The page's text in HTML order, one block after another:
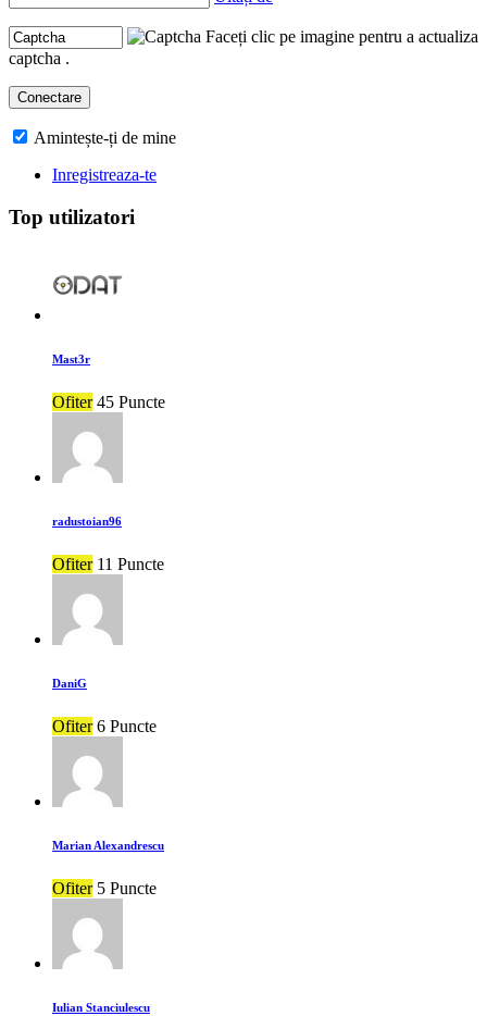
Faceți clic pe imagine pentru a actualiza
captcha .
Amintește-ți de mine
Inregistreaza-te
Top utilizatori
Mast3r
Ofiter 45 Puncte
radustoian96
Ofiter 11 Puncte
DaniG
Ofiter 6 Puncte
Marian Alexandrescu
Ofiter 5 Puncte
Iulian Stanciulescu